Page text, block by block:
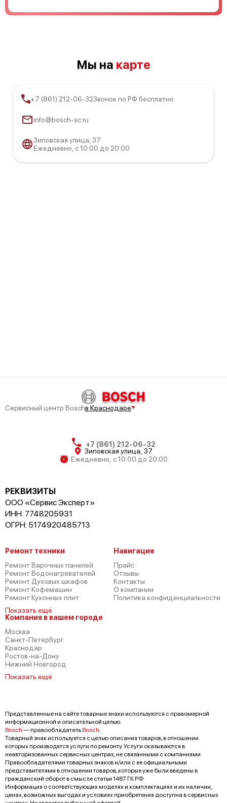
Мы на карте
+7 (861) 212-06-32Звонок по РФ бесплатно
info@bosch-sc.ru
Зиповская улица, 37
Ежедневно, с 10:00 до 20:00
Сервисный центр Boschв Краснодаре
+7 (861) 212-06-32
Зиповская улица, 37
Ежедневно, с 10:00 до 20:00
РЕКВИЗИТЫ
ООО «Сервис Эксперт»
ИНН: 7748205931
ОГРН: 5174920485713
Ремонт техники
Ремонт Варочных панелей
Ремонт Водонагревателей
Ремонт Духовых шкафов
Ремонт Кофемашин
Ремонт Кухонных плит
Показать ещё
Компания в вашем городе
Москва
Санкт-Петербург
Краснодар
Ростов-на-Дону
Нижний Новгород
Показать ещё
Навигация
Прайс
Отзывы
Контакты
О компании
Политика конфиденциальности
Представленные на сайте товарные знаки используются с правомерной
информационной и описательной целью.
Bosch — правообладательBosch.
Товарный знак используется с целью описания товаров, в отношении
которых производятся услуги по ремонту. Услуги оказываются в
неавторизованных сервисных центрах, не связанными с компаниями
Правообладателями товарных знаков и/или с ее официальными
представителями в отношении товаров, которые уже были введены в
гражданский оборот в смысле статьи 1487 ГК РФ
Информация о соответствующих моделях и комплектациях и их наличии,
ценах, возможных выгодах и условиях приобретения доступна в сервисных